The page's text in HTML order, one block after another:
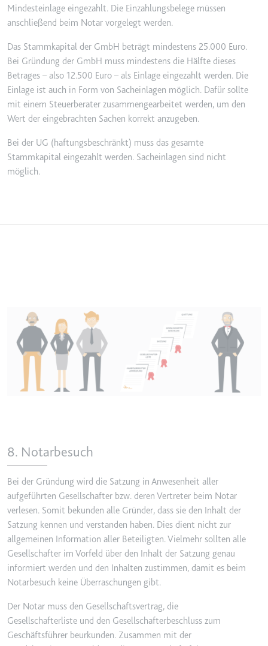
Mindesteinlage eingezahlt. Die Einzahlungsbelege müssen
anschließend beim Notar vorgelegt werden.
Das Stammkapital der GmbH beträgt mindestens 25.000 Euro.
Bei Gründung der GmbH muss mindestens die Hälfte dieses
Betrages – also 12.500 Euro – als Einlage eingezahlt werden. Die
Einlage ist auch in Form von Sacheinlagen möglich. Dafür sollte
mit einem Steuerberater zusammengearbeitet werden, um den
Wert der eingebrachten Sachen korrekt anzugeben.
Bei der UG (haftungsbeschränkt) muss das gesamte
Stammkapital eingezahlt werden. Sacheinlagen sind nicht
möglich.
Image
8. Notarbesuch
Bei der Gründung wird die Satzung in Anwesenheit aller
aufgeführten Gesellschafter bzw. deren Vertreter beim Notar
verlesen. Somit bekunden alle Gründer, dass sie den Inhalt der
Satzung kennen und verstanden haben. Dies dient nicht zur
allgemeinen Information aller Beteiligten. Vielmehr sollten alle
Gesellschafter im Vorfeld über den Inhalt der Satzung genau
informiert werden und den Inhalten zustimmen, damit es beim
Notarbesuch keine Überraschungen gibt.
Der Notar muss den Gesellschaftsvertrag, die
Gesellschafterliste und den Gesellschafterbeschluss zum
Geschäftsführer beurkunden. Zusammen mit der